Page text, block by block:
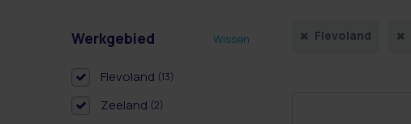
Werkgebied Wissen
Flevoland (13)
Zeeland (2)
Flevoland